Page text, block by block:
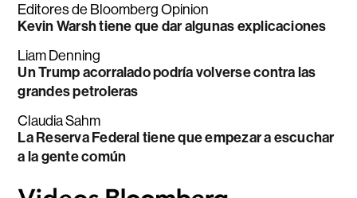
Editores de Bloomberg Opinion
Kevin Warsh tiene que dar algunas explicaciones
Liam Denning
Un Trump acorralado podría volverse contra las
grandes petroleras
Claudia Sahm
La Reserva Federal tiene que empezar a escuchar
a la gente común